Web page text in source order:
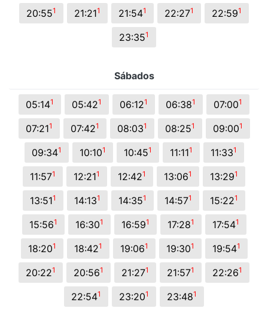
20:551 21:211 21:541 22:271 22:591
23:351
Sábados
05:141 05:421 06:121 06:381 07:001
07:211 07:421 08:031 08:251 09:001
09:341 10:101 10:451 11:111 11:331
11:571 12:211 12:421 13:061 13:291
13:511 14:131 14:351 14:571 15:221
15:561 16:301 16:591 17:281 17:541
18:201 18:421 19:061 19:301 19:541
20:221 20:561 21:271 21:571 22:261
22:541 23:201 23:481